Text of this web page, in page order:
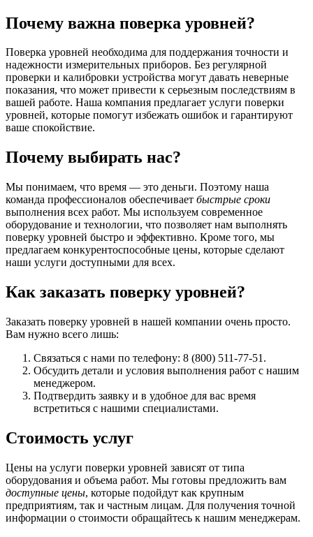
Почему важна поверка уровней?
Поверка уровней необходима для поддержания точности и
надежности измерительных приборов. Без регулярной
проверки и калибровки устройства могут давать неверные
показания, что может привести к серьезным последствиям в
вашей работе. Наша компания предлагает услуги поверки
уровней, которые помогут избежать ошибок и гарантируют
ваше спокойствие.
Почему выбирать нас?
Мы понимаем, что время — это деньги. Поэтому наша
команда профессионалов обеспечивает быстрые сроки
выполнения всех работ. Мы используем современное
оборудование и технологии, что позволяет нам выполнять
поверку уровней быстро и эффективно. Кроме того, мы
предлагаем конкурентоспособные цены, которые сделают
наши услуги доступными для всех.
Как заказать поверку уровней?
Заказать поверку уровней в нашей компании очень просто.
Вам нужно всего лишь:
Связаться с нами по телефону: 8 (800) 511-77-51.
Обсудить детали и условия выполнения работ с нашим
менеджером.
Подтвердить заявку и в удобное для вас время
встретиться с нашими специалистами.
Стоимость услуг
Цены на услуги поверки уровней зависят от типа
оборудования и объема работ. Мы готовы предложить вам
доступные цены, которые подойдут как крупным
предприятиям, так и частным лицам. Для получения точной
информации о стоимости обращайтесь к нашим менеджерам.